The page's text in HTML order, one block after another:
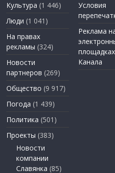
Культура (1 446)
Люди (1 041)
На правах
рекламы (324)
Новости
партнеров (269)
Общество (9 917)
Погода (1 439)
Политика (501)
Проекты (383)
Новости
компании
Славянка (85)
Условия
Реклама
Канала